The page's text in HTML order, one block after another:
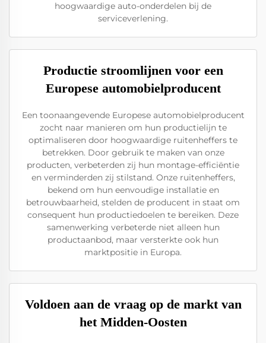
hoogwaardige auto-onderdelen bij de
serviceverlening.
Productie stroomlijnen voor een
Europese automobielproducent
Een toonaangevende Europese automobielproducent
zocht naar manieren om hun productielijn te
optimaliseren door hoogwaardige ruitenheffers te
betrekken. Door gebruik te maken van onze
producten, verbeterden zij hun montage-efficiëntie
en verminderden zij stilstand. Onze ruitenheffers,
bekend om hun eenvoudige installatie en
betrouwbaarheid, stelden de producent in staat om
consequent hun productiedoelen te bereiken. Deze
samenwerking verbeterde niet alleen hun
productaanbod, maar versterkte ook hun
marktpositie in Europa.
Voldoen aan de vraag op de markt van
het Midden-Oosten